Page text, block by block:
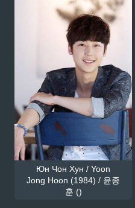
Юн Чон Хун / Yoon
Jong Hoon (1984) / 윤종
훈 ()